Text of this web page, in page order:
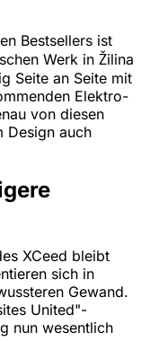
Bestsellers ist
Werk in Žilina
Seite an Seite mit
Elektro-
von diesen
Design auch
XCeed bleibt
sich in
Gewand.
United"-
nun wesentlich